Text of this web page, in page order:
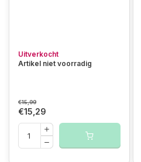
Uitverkocht
Artikel niet voorradig
€15,99
€15,29